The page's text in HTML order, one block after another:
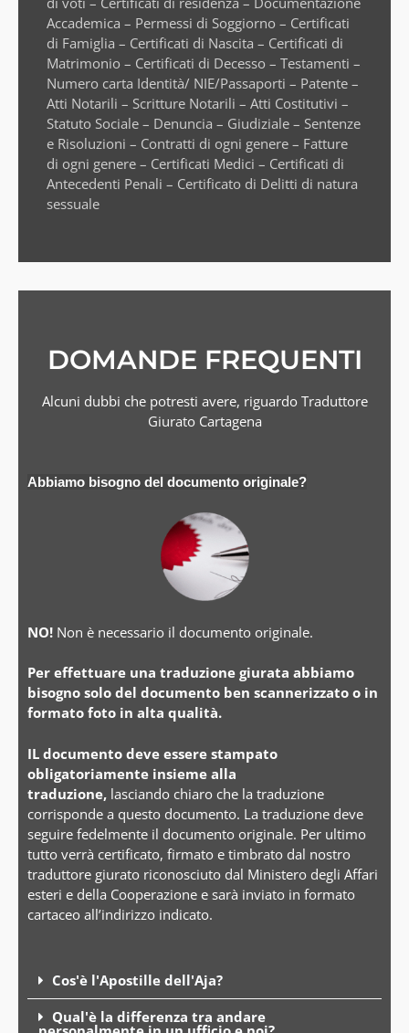
Accademica – Permessi di Soggiorno – Certificati
di Famiglia – Certificati di Nascita – Certificati di
Matrimonio – Certificati di Decesso – Testamenti –
Numero carta Identità/ NIE/Passaporti – Patente –
Atti Notarili – Scritture Notarili – Atti Costitutivi –
Statuto Sociale – Denuncia – Giudiziale – Sentenze
e Risoluzioni – Contratti di ogni genere – Fatture
di ogni genere – Certificati Medici – Certificati di
Antecedenti Penali – Certificato di Delitti di natura
sessuale
DOMANDE FREQUENTI
Alcuni dubbi che potresti avere, riguardo Traduttore
Giurato Cartagena
Abbiamo bisogno del documento originale?
NO! Non è necessario il documento originale.
Per effettuare una traduzione giurata abbiamo
bisogno solo del documento ben scannerizzato o in
formato foto in alta qualità.
IL documento deve essere stampato
obligatoriamente insieme alla
traduzione, lasciando chiaro che la traduzione
corrisponde a questo documento. La traduzione deve
seguire fedelmente il documento originale. Per ultimo
tutto verrà certificato, firmato e timbrato dal nostro
traduttore giurato riconosciuto dal Ministero degli Affari
esteri e della Cooperazione e sarà inviato in formato
cartaceo all’indirizzo indicato.
Cos'è l'Apostille dell'Aja?
Qual'è la differenza tra andare